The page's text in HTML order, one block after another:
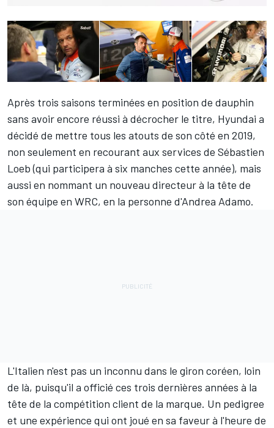
Après trois saisons terminées en position de dauphin
sans avoir encore réussi à décrocher le titre, Hyundai a
décidé de mettre tous les atouts de son côté en 2019,
non seulement en recourant aux services de Sébastien
Loeb(qui participera à six manches cette année), mais
aussi en nommant un nouveau directeur à la tête de
son équipe en WRC, en la personne d'Andrea Adamo.
L'Italien n'est pas un inconnu dans le giron coréen, loin
de là, puisqu'il a officié ces trois dernières années à la
tête de la compétition client de la marque. Un pedigree
et une expérience qui ont joué en sa faveur à l'heure de